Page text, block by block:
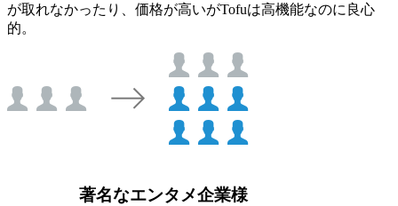
が取れなかったり、価格が高いがTofuは高機能なのに良心
的。
著名なエンタメ企業様